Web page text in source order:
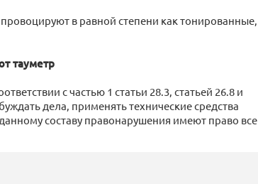
в равной степени как тонированные,
тауметр
с частью 1 статьи 28.3, статьей 26.8 и
дела, применять технические средства
составу правонарушения имеют право все